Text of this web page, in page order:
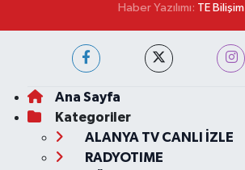
Haber Yazılımı: TE Bilişim
Ana Sayfa
Kategoriler
ALANYA TV CANLI İZLE
RADYOTIME